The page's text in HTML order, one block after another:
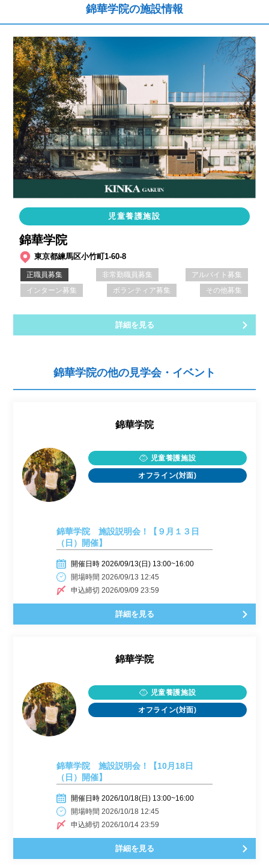
錦華学院の施設情報
児童養護施設
錦華学院
東京都練馬区小竹町1-60-8
正職員募集 非常勤職員募集
アルバイト募集
インターン募集
ボランティア募集 その他募集
詳細を見る
錦華学院の他の見学会・イベント
錦華学院
児童養護施設
オフライン(対面)
錦華学院 施設説明会！【９月１３日
（日）開催】
開催日時 2026/09/13(日) 13:00~16:00
開場時間 2026/09/13 12:45
申込締切 2026/09/09 23:59
詳細を見る
錦華学院
児童養護施設
オフライン(対面)
錦華学院 施設説明会！【10月18日
（日）開催】
開催日時 2026/10/18(日) 13:00~16:00
開場時間 2026/10/18 12:45
申込締切 2026/10/14 23:59
詳細を見る